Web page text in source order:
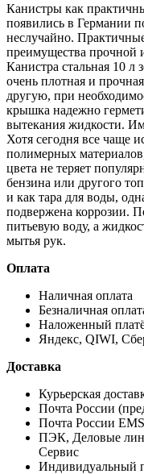
Канистры как
появились в Германии
неслучайно.
преимущества прочной
Канистра стальная 10 л
очень плотная и
другую, при
крышка надежно
вытекания жидкости.
Хотя сегодня все чаще
полимерных
цвета не теряет
бензина или другого
и как тара для воды,
подвержена коррозии.
питьевую воду, а
мытья рук.
Оплата
Наличная оплата
Безналичная
Наложенный
Яндекс, QIWI,
Доставка
Курьерская
Почта России
Почта России
ПЭК, Деловые
Сервис
Индивидуальный